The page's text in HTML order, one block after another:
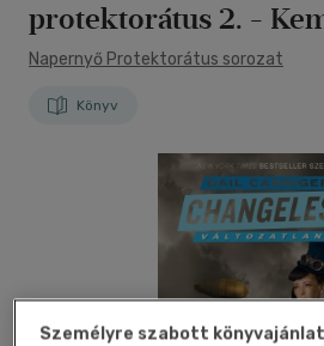
protektorátus 2. -
Napernyő Protektorátus sorozat
Könyv
Személyre szabott